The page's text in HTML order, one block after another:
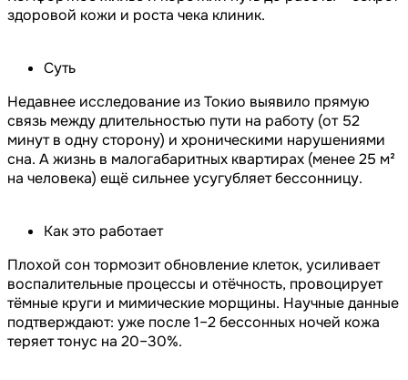
здоровой кожи и роста чека клиник.
Суть
Недавнее исследование из Токио выявило прямую
связь между длительностью пути на работу (от 52
минут в одну сторону) и хроническими нарушениями
сна. А жизнь в малогабаритных квартирах (менее 25 м²
на человека) ещё сильнее усугубляет бессонницу.
Как это работает
Плохой сон тормозит обновление клеток, усиливает
воспалительные процессы и отёчность, провоцирует
тёмные круги и мимические морщины. Научные данные
подтверждают: уже после 1–2 бессонных ночей кожа
теряет тонус на 20–30%.